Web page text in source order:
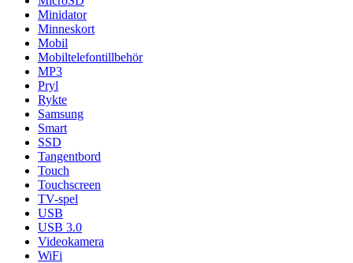
Minidator
Minneskort
Mobil
Mobiltelefontillbehör
MP3
Pryl
Rykte
Samsung
Smart
SSD
Tangentbord
Touch
Touchscreen
TV-spel
USB
USB 3.0
Videokamera
WiFi